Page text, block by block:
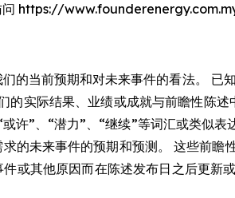
问 https://
的当前预期和对未来事件的看法。
的实际结果、业绩或成就与前瞻性陈
许”、“潜力”、“继续”等词汇或类似
的未来事件的预期和预测。 这些前
或其他原因而在陈述发布日之后更